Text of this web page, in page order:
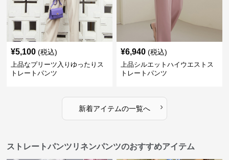
¥5,100 (税込)
上品なプリーツ入りゆったりス
トレートパンツ
¥6,940 (税込)
上品シルエットハイウエストス
トレートパンツ
新着アイテムの一覧へ ›
ストレートパンツリネンパンツのおすすめアイテム